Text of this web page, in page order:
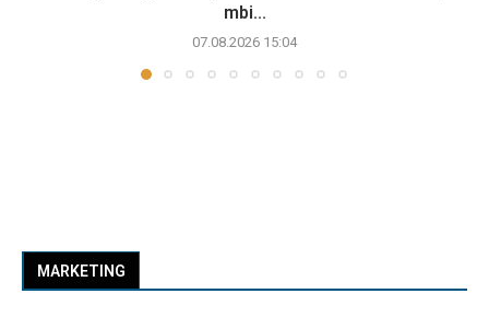
mbi...
07.08.2026 15:04
MARKETING